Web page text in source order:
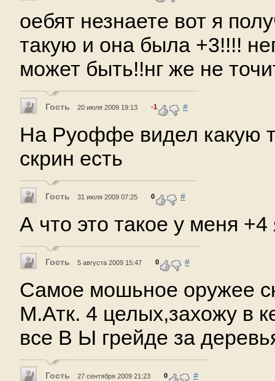
оебят незнаете вот я
такую и она была +3!!!!
может быть!!нг же не
Гость 20 июля 2009 19:13 -1 #
На Руоффе видел какую
скрин есть
Гость 31 июля 2009 07:25 0 #
А что это такое у меня
Гость 5 августа 2009 15:47 0 #
Самое мошьное оружее
М.Атк. 4 целых,захожу в
все В Ы грейде за
Гость 27 сентября 2009 21:23 0 #